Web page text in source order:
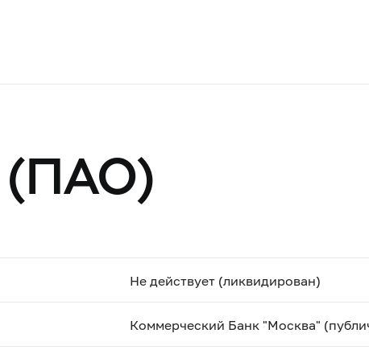
(ПАО)
Не действует (ликвидирован)
Коммерческий Банк "Москва"